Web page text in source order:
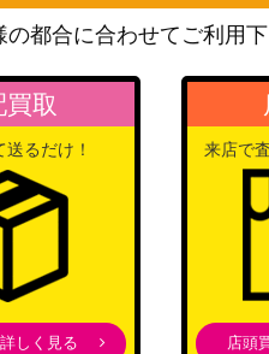
都合に合わせてご利用下
買取
るだけ！
しく見る
来店で
店頭